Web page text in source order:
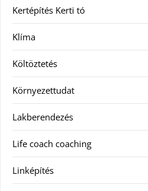
Kertépítés Kerti tó
Klíma
Költöztetés
Környezettudat
Lakberendezés
Life coach coaching
Linképítés